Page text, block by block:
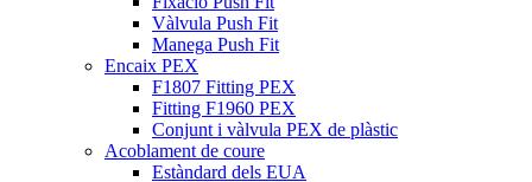
Vàlvula Push Fit
Manega Push Fit
Encaix PEX
F1807 Fitting PEX
Fitting F1960 PEX
Conjunt i vàlvula PEX de plàstic
Acoblament de coure
Estàndard dels EUA